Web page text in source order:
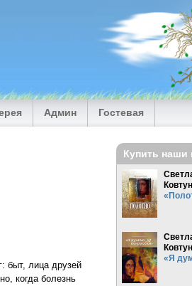
Админ Гостевая
быт, лица друзей
когда болезнь
Купить наши
Ковтун
Ковтун
«Я